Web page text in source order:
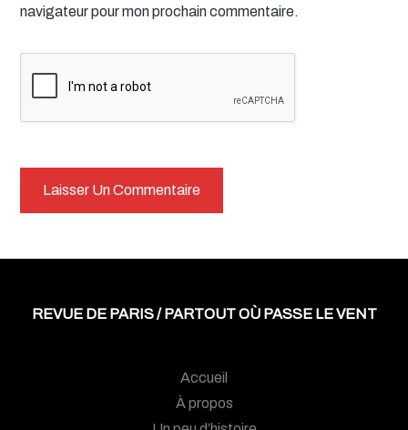
navigateur pour mon prochain commentaire.
REVUE DE PARIS / PARTOUT OÙ PASSE LE VENT
Accueil
À propos